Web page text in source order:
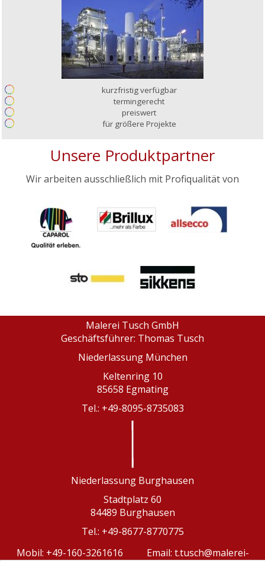
kurzfristig verfügbar
termingerecht
preiswert
für größere Projekte
Unsere Produktpartner
Wir arbeiten ausschließlich mit Profiqualität von
Malerei Tusch GmbH
Geschäftsführer: Thomas Tusch
Niederlassung München
Keltenring 10
85658 Egmating
Tel.: +49-8095-8735083
Niederlassung Burghausen
Stadtplatz 60
84489 Burghausen
Tel.: +49-8677-8770775
Mobil: +49-160-3261616 Email: t.tusch@malerei-